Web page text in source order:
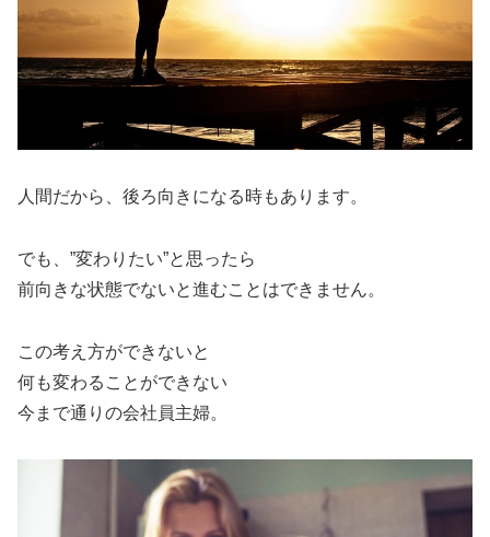
人間だから、後ろ向きになる時もあります。
でも、”変わりたい”と思ったら
前向きな状態でないと進むことはできません。
この考え方ができないと
何も変わることができない
今まで通りの会社員主婦。